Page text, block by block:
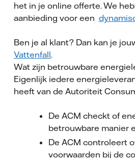
het in je online offerte. We
aanbieding voor een
Ben je al klant? Dan kan je
Vattenfall.
Wat zijn betrouwbare
Eigenlijk iedere
heeft van de Autoriteit
De ACM checkt of
betrouwbare manier
De ACM controleert
voorwaarden bij de